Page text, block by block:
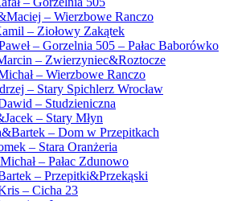
– Wierzbowe Ranczo
– Ziołowy Zakątek
– Gorzelnia 505 – Pałac Baborówko
– Zwierzyniec&Roztocze
– Wierzbowe Ranczo
– Stary Spichlerz Wrocław
– Studzieniczna
– Stary Młyn
– Dom w Przepitkach
– Stara Oranżeria
– Pałac Zdunowo
– Przepitki&Przekąski
– Cicha 23